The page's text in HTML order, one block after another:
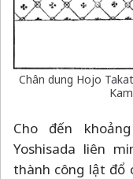
Chân dung Hojo
Cho đến
Yoshisada liên
thành công lật đổ